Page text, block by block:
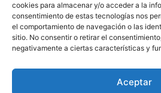
cookies para almacenar y/o acceder a la
consentimiento de estas tecnologías nos
el comportamiento de navegación o las
sitio. No consentir o retirar el
negativamente a ciertas características y
Aceptar
Trabajar con una marca
ha permitido vivir una experiencia
enriquecedora. La exigencia, la
abordar cada detalle hacen que el
privilegio formar parte de él.